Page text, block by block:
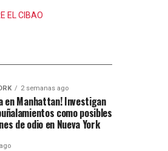
EL CIBAO
2 semanas ago
en Manhattan! Investigan
como posibles
de odio en Nueva York